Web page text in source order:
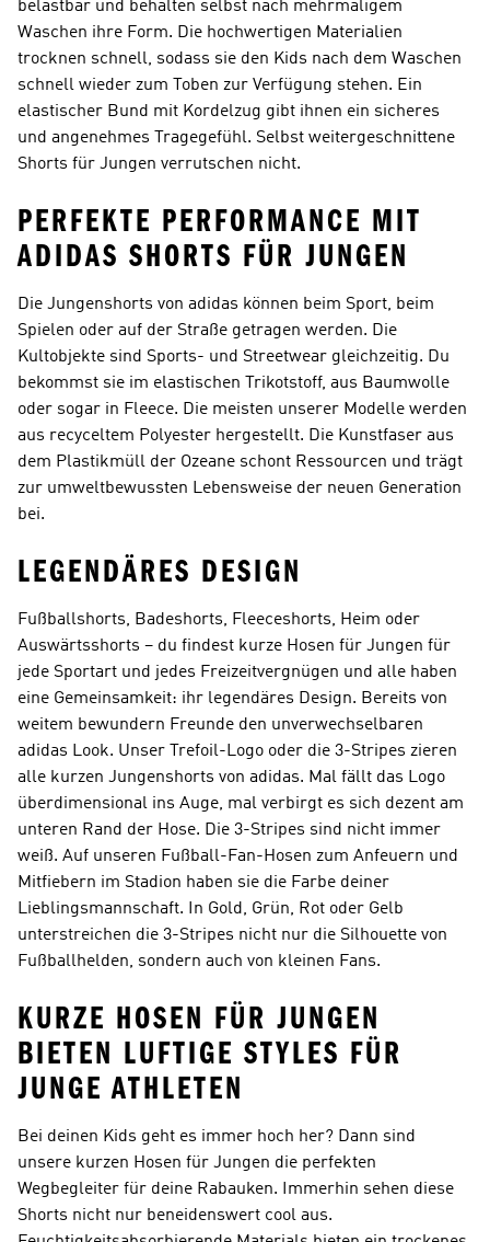
belastbar und behalten selbst nach mehrmaligem
Waschen ihre Form. Die hochwertigen Materialien
trocknen schnell, sodass sie den Kids nach dem Waschen
schnell wieder zum Toben zur Verfügung stehen. Ein
elastischer Bund mit Kordelzug gibt ihnen ein sicheres
und angenehmes Tragegefühl. Selbst weitergeschnittene
Shorts für Jungen verrutschen nicht.
PERFEKTE PERFORMANCE MIT
ADIDAS SHORTS FÜR JUNGEN
Die Jungenshorts von adidas können beim Sport, beim
Spielen oder auf der Straße getragen werden. Die
Kultobjekte sind Sports- und Streetwear gleichzeitig. Du
bekommst sie im elastischen Trikotstoff, aus Baumwolle
oder sogar in Fleece. Die meisten unserer Modelle werden
aus recyceltem Polyester hergestellt. Die Kunstfaser aus
dem Plastikmüll der Ozeane schont Ressourcen und trägt
zur umweltbewussten Lebensweise der neuen Generation
bei.
LEGENDÄRES DESIGN
Fußballshorts, Badeshorts, Fleeceshorts, Heim oder
Auswärtsshorts – du findest kurze Hosen für Jungen für
jede Sportart und jedes Freizeitvergnügen und alle haben
eine Gemeinsamkeit: ihr legendäres Design. Bereits von
weitem bewundern Freunde den unverwechselbaren
adidas Look. Unser Trefoil-Logo oder die 3-Stripes zieren
alle kurzen Jungenshorts von adidas. Mal fällt das Logo
überdimensional ins Auge, mal verbirgt es sich dezent am
unteren Rand der Hose. Die 3-Stripes sind nicht immer
weiß. Auf unseren Fußball-Fan-Hosen zum Anfeuern und
Mitfiebern im Stadion haben sie die Farbe deiner
Lieblingsmannschaft. In Gold, Grün, Rot oder Gelb
unterstreichen die 3-Stripes nicht nur die Silhouette von
Fußballhelden, sondern auch von kleinen Fans.
KURZE HOSEN FÜR JUNGEN
BIETEN LUFTIGE STYLES FÜR
JUNGE ATHLETEN
Bei deinen Kids geht es immer hoch her? Dann sind
unsere kurzen Hosen für Jungen die perfekten
Wegbegleiter für deine Rabauken. Immerhin sehen diese
Shorts nicht nur beneidenswert cool aus.